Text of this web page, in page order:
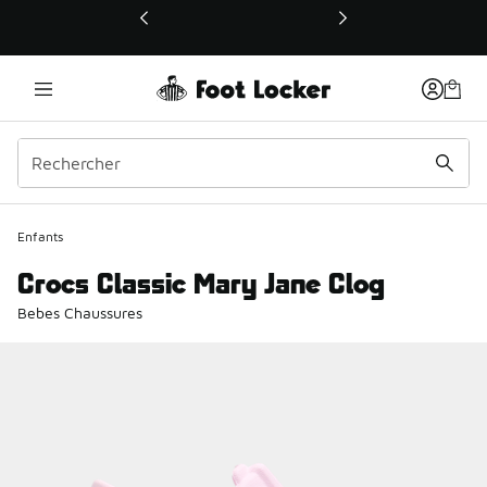
Ce lien ouvrira une nouvelle fenêtre
Enfants
Crocs Classic Mary Jane Clog
Bebes Chaussures